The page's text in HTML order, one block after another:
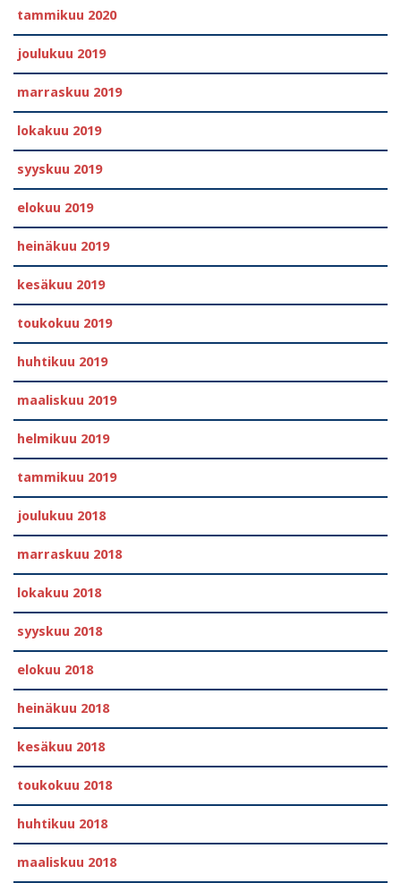
tammikuu 2020
joulukuu 2019
marraskuu 2019
lokakuu 2019
syyskuu 2019
elokuu 2019
heinäkuu 2019
kesäkuu 2019
toukokuu 2019
huhtikuu 2019
maaliskuu 2019
helmikuu 2019
tammikuu 2019
joulukuu 2018
marraskuu 2018
lokakuu 2018
syyskuu 2018
elokuu 2018
heinäkuu 2018
kesäkuu 2018
toukokuu 2018
huhtikuu 2018
maaliskuu 2018